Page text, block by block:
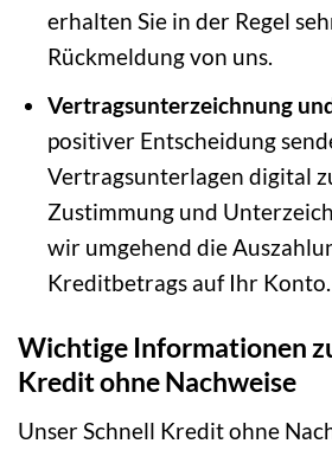
erhalten Sie in der Regel
Rückmeldung von uns.
Vertragsunterzeichnung
positiver Entscheidung
Vertragsunterlagen digital
Zustimmung und
wir umgehend die
Kreditbetrags auf Ihr Konto.
Wichtige Informationen
Kredit ohne Nachweise
Unser Schnell Kredit ohne